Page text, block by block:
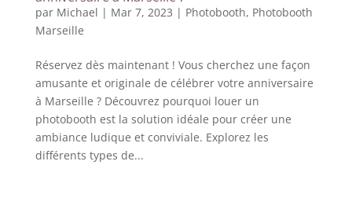
par Michael | Mar 7, 2023 | Photobooth, Photobooth
Marseille
Réservez dès maintenant ! Vous cherchez une façon
amusante et originale de célébrer votre anniversaire
à Marseille ? Découvrez pourquoi louer un
photobooth est la solution idéale pour créer une
ambiance ludique et conviviale. Explorez les
différents types de...